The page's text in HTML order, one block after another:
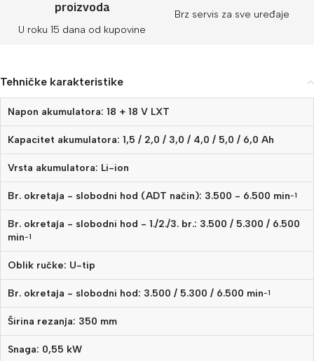
proizvoda
U roku 15 dana od kupovine
Brz servis za sve uređaje
Tehničke karakteristike
Napon akumulatora: 18 + 18 V LXT
Kapacitet akumulatora: 1,5 / 2,0 / 3,0 / 4,0 / 5,0 / 6,0 Ah
Vrsta akumulatora: Li-ion
Br. okretaja - slobodni hod (ADT način): 3.500 - 6.500 min-1
Br. okretaja - slobodni hod - 1./2./3. br.: 3.500 / 5.300 / 6.500
min-1
Oblik ručke: U-tip
Br. okretaja - slobodni hod: 3.500 / 5.300 / 6.500 min-1
Širina rezanja: 350 mm
Snaga: 0,55 kW